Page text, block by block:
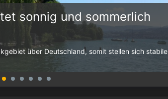
sonnig und sommerlich
über Deutschland, somit stellen sich stabile